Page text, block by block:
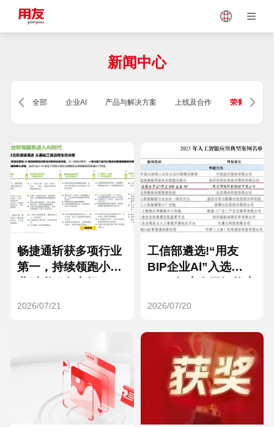
Vietnam
Singapore Malaysia
Indonesia
Europe Turkey
Hungary Mexico
Hong Kong Macau
新闻中心
全部 企业AI 产品与解决方案 上线及合作 荣誉及资质
畅捷通斩获多项行业
第一，持续领跑小微
2026/07/21
工信部遴选!“用友
BIP企业Al”入选
2026/07/20